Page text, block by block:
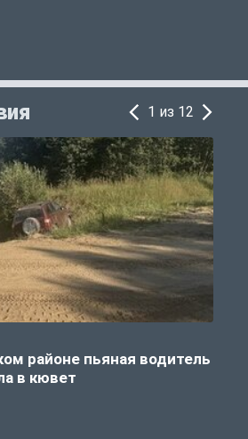
1 из 12
районе пьяная водитель
в кювет